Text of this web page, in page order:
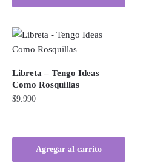
Libreta – Tengo Ideas
Como Rosquillas
$9.990
Agregar al carrito